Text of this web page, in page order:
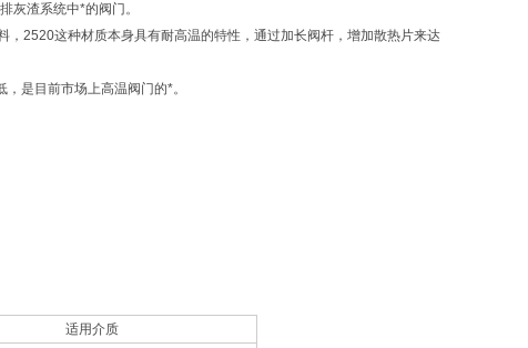
灰渣系统中*的阀门。
2520这种材质本身具有耐高温的特性，通过加长阀杆，增加散热片来达
是目前市场上高温阀门的*。
适用介质